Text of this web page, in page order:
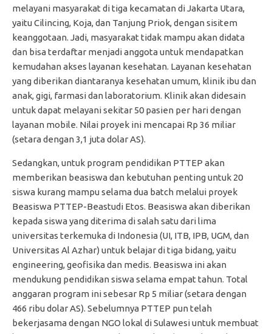
melayani masyarakat di tiga kecamatan di Jakarta Utara,
yaitu Cilincing, Koja, dan Tanjung Priok, dengan sisitem
keanggotaan. Jadi, masyarakat tidak mampu akan didata
dan bisa terdaftar menjadi anggota untuk mendapatkan
kemudahan akses layanan kesehatan. Layanan kesehatan
yang diberikan diantaranya kesehatan umum, klinik ibu dan
anak, gigi, farmasi dan laboratorium. Klinik akan didesain
untuk dapat melayani sekitar 50 pasien per hari dengan
layanan mobile. Nilai proyek ini mencapai Rp 36 miliar
(setara dengan 3,1 juta dolar AS).
Sedangkan, untuk program pendidikan PTTEP akan
memberikan beasiswa dan kebutuhan penting untuk 20
siswa kurang mampu selama dua batch melalui proyek
Beasiswa PTTEP-Beastudi Etos. Beasiswa akan diberikan
kepada siswa yang diterima di salah satu dari lima
universitas terkemuka di Indonesia (UI, ITB, IPB, UGM, dan
Universitas Al Azhar) untuk belajar di tiga bidang, yaitu
engineering, geofisika dan medis. Beasiswa ini akan
mendukung pendidikan siswa selama empat tahun. Total
anggaran program ini sebesar Rp 5 miliar (setara dengan
466 ribu dolar AS). Sebelumnya PTTEP pun telah
bekerjasama dengan NGO lokal di Sulawesi untuk membuat